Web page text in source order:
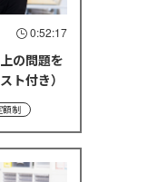
0:52:17
の問題を
ト付き）
額制